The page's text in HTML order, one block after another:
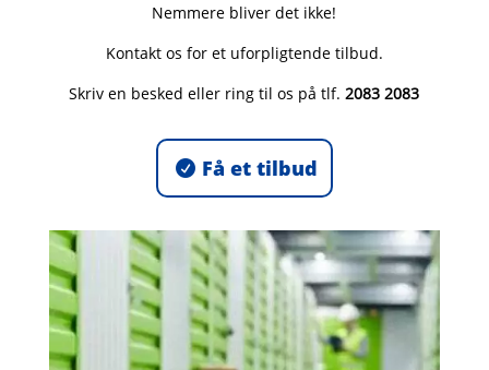
Nemmere bliver det ikke!
Kontakt os for et uforpligtende tilbud.
Skriv en besked eller ring til os på tlf.2083 2083
Få et tilbud